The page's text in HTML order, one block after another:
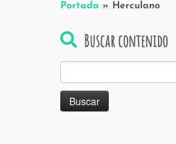
Portada » Herculano
Buscar contenido